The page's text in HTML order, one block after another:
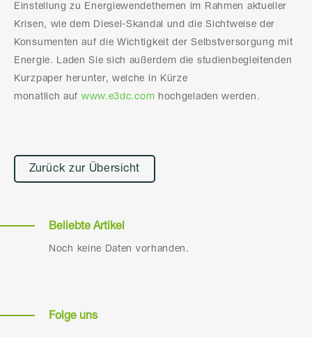
Einstellung zu Energiewendethemen im Rahmen aktueller
Krisen, wie dem Diesel-Skandal und die Sichtweise der
Konsumenten auf die Wichtigkeit der Selbstversorgung mit
Energie. Laden Sie sich außerdem die studienbegleitenden
Kurzpaper herunter, welche in Kürze
monatlich auf www.e3dc.com hochgeladen werden.
Zurück zur Übersicht
Beliebte Artikel
Noch keine Daten vorhanden.
Folge uns